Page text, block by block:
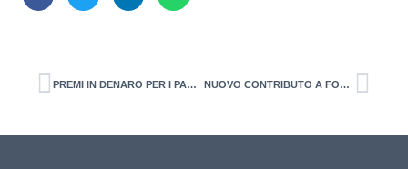
PREMI IN DENARO PER I PAGAMENTI ELETTRONICI (CASHBACK). Avvio sperimentale dall’8 dicembre 2020 NUOVO CONTRIBUTO A FONDO PERDUTO PER BAR E RISTORANTI dal 19 dicembre 2020